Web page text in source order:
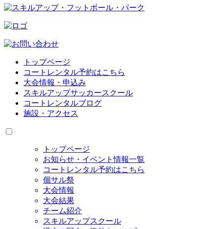
トップページ
コートレンタル予約はこちら
大会情報・申込み
スキルアップサッカースクール
コートレンタルブログ
施設・アクセス
トップページ
お知らせ・イベント情報一覧
コートレンタル予約はこちら
個サル祭
大会情報
大会結果
チーム紹介
スキルアップスクール